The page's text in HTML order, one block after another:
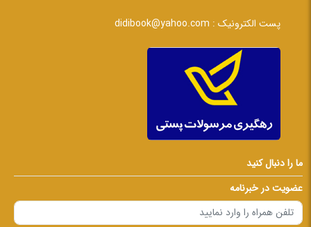
پست الکترونیک : didibook@yahoo.com
ما را دنبال کنید
عضویت در خبرنامه